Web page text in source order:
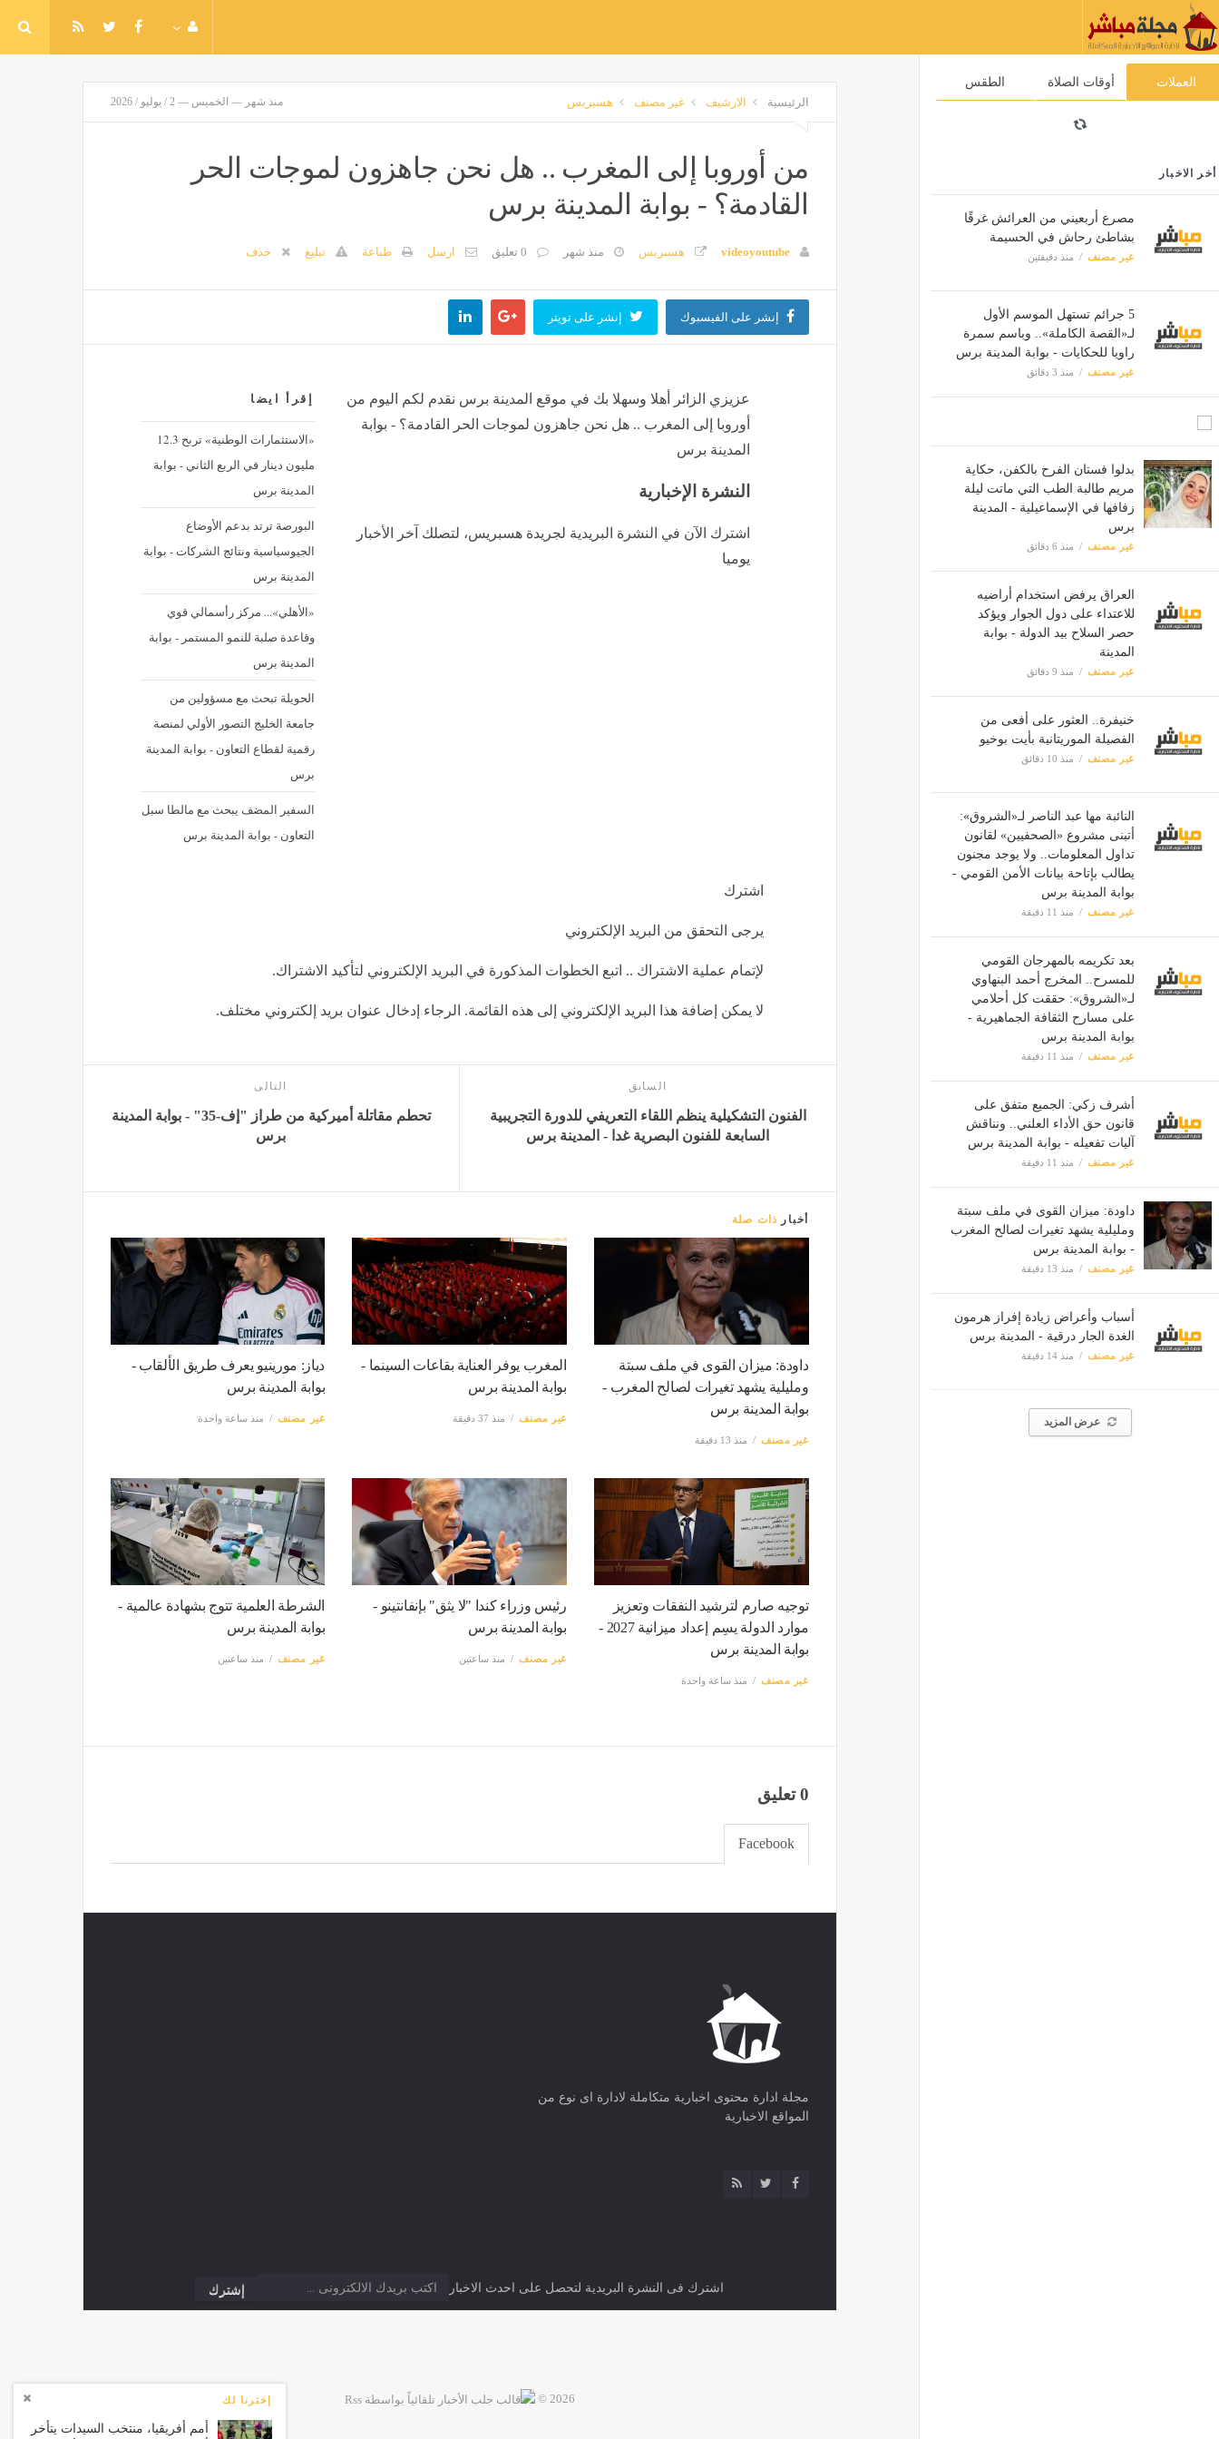
العملات أوقات الصلاة الطقس
أخر الاخبار
مصرع أربعيني من العرائش غرقًا
بشاطئ رحاش في الحسيمة
غير مصنف منذ دقيقتين
5 جرائم تستهل الموسم الأول
لـ«القصة الكاملة».. وباسم سمرة
راويا للحكايات - بوابة المدينة برس
غير مصنف منذ 3 دقائق
بدلوا فستان الفرح بالكفن، حكاية
مريم طالبة الطب التي ماتت ليلة
زفافها في الإسماعيلية - المدينة
برس
غير مصنف منذ 6 دقائق
العراق يرفض استخدام أراضيه
للاعتداء على دول الجوار ويؤكد
حصر السلاح بيد الدولة - بوابة
المدينة
غير مصنف منذ 9 دقائق
خنيفرة.. العثور على أفعى من
الفصيلة الموريتانية بأيت بوخيو
غير مصنف منذ 10 دقائق
النائبة مها عبد الناصر لـ«الشروق»:
أتبنى مشروع «الصحفيين» لقانون
تداول المعلومات.. ولا يوجد مجنون
يطالب بإتاحة بيانات الأمن القومي -
بوابة المدينة برس
غير مصنف منذ 11 دقيقة
بعد تكريمه بالمهرجان القومي
للمسرح.. المخرج أحمد البنهاوي
لـ«الشروق»: حققت كل أحلامي
على مسارح الثقافة الجماهيرية -
بوابة المدينة برس
غير مصنف منذ 11 دقيقة
أشرف زكي: الجميع متفق على
قانون حق الأداء العلني.. ونناقش
آليات تفعيله - بوابة المدينة برس
غير مصنف منذ 11 دقيقة
داودة: ميزان القوى في ملف سبتة
ومليلية يشهد تغيرات لصالح المغرب
- بوابة المدينة برس
غير مصنف منذ 13 دقيقة
أسباب وأعراض زيادة إفراز هرمون
الغدة الجار درقية - المدينة برس
غير مصنف منذ 14 دقيقة
عرض المزيد
الرئيسية الارشيف غير مصنف هسبريس منذ شهر — الخميس — 2 / يوليو / 2026
من أوروبا إلى المغرب .. هل نحن جاهزون لموجات الحر
القادمة؟ - بوابة المدينة برس
videoyoutube هسبريس منذ شهر 0 تعليق ارسل طباعة تبليغ حذف
إنشر على الفيسبوك إنشر على تويتر
إقرأ ايضا
«الاستثمارات الوطنية» تربح 12.3
مليون دينار في الربع الثاني - بوابة
المدينة برس
البورصة ترتد بدعم الأوضاع
الجيوسياسية ونتائج الشركات - بوابة
المدينة برس
«الأهلي»... مركز رأسمالي قوي
وقاعدة صلبة للنمو المستمر - بوابة
المدينة برس
الحويلة تبحث مع مسؤولين من
جامعة الخليج التصور الأولي لمنصة
رقمية لقطاع التعاون - بوابة المدينة
برس
السفير المضف يبحث مع مالطا سبل
التعاون - بوابة المدينة برس
عزيزي الزائر أهلا وسهلا بك في موقع المدينة برس نقدم لكم اليوم من
أوروبا إلى المغرب .. هل نحن جاهزون لموجات الحر القادمة؟ - بوابة
المدينة برس
النشرة الإخبارية
اشترك الآن في النشرة البريدية لجريدة هسبريس، لتصلك آخر الأخبار
يوميا
اشترك
يرجى التحقق من البريد الإلكتروني
لإتمام عملية الاشتراك .. اتبع الخطوات المذكورة في البريد الإلكتروني لتأكيد الاشتراك.
لا يمكن إضافة هذا البريد الإلكتروني إلى هذه القائمة. الرجاء إدخال عنوان بريد إلكتروني مختلف.
إخترنا لك
أمم أفريقيا، منتخب السيدات يتأخر
السابق
الفنون التشكيلية ينظم اللقاء التعريفي للدورة التجريبية
السابعة للفنون البصرية غدا - المدينة برس
التالى
تحطم مقاتلة أميركية من طراز "إف-35" - بوابة المدينة
برس
أخبار ذات صلة
داودة: ميزان القوى في ملف سبتة
ومليلية يشهد تغيرات لصالح المغرب -
بوابة المدينة برس
غير مصنف منذ 13 دقيقة
المغرب يوفر العناية بقاعات السينما -
بوابة المدينة برس
غير مصنف منذ 37 دقيقة
دياز: مورينيو يعرف طريق الألقاب -
بوابة المدينة برس
غير مصنف منذ ساعة واحدة
توجيه صارم لترشيد النفقات وتعزيز
موارد الدولة يسِم إعداد ميزانية 2027 -
بوابة المدينة برس
غير مصنف منذ ساعة واحدة
رئيس وزراء كندا "لا يثق" بإنفانتينو -
بوابة المدينة برس
غير مصنف منذ ساعتين
الشرطة العلمية تتوج بشهادة عالمية -
بوابة المدينة برس
غير مصنف منذ ساعتين
0 تعليق
Facebook
مجلة ادارة محتوى اخبارية متكاملة لادارة اى نوع من
المواقع الاخبارية
اشترك فى النشرة البريدية لتحصل على احدث الاخبار
2026 ©